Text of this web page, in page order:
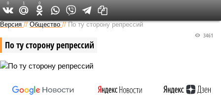
Версия на Неве
Версия //Общество //По ту сторону репрессий
По ту сторону репрессий
3461
0 1 0